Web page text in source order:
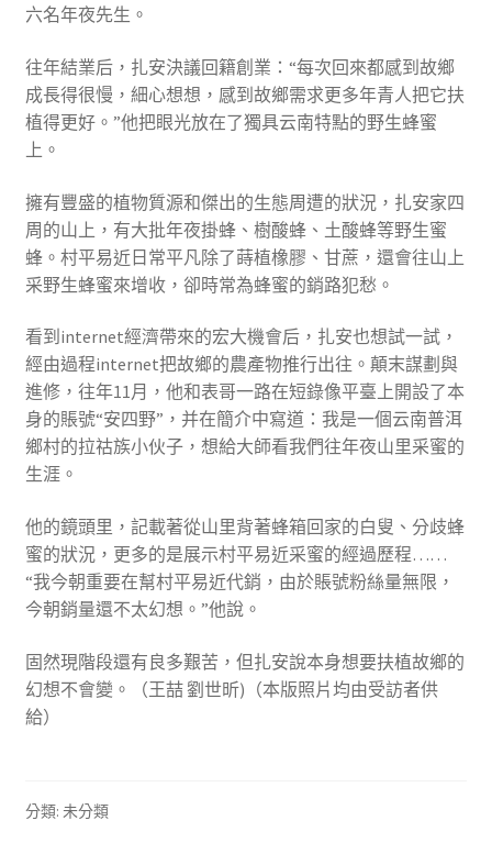
六名年夜先生。
往年結業后，扎安決議回籍創業：“每次回來都感到故鄉
成長得很慢，細心想想，感到故鄉需求更多年青人把它扶
植得更好。”他把眼光放在了獨具云南特點的野生蜂蜜
上。
擁有豐盛的植物質源和傑出的生態周遭的狀況，扎安家四
周的山上，有大批年夜掛蜂、樹酸蜂、土酸蜂等野生蜜
蜂。村平易近日常平凡除了蒔植橡膠、甘蔗，還會往山上
采野生蜂蜜來增收，卻時常為蜂蜜的銷路犯愁。
看到internet經濟帶來的宏大機會后，扎安也想試一試，
經由過程internet把故鄉的農產物推行出往。顛末謀劃與
進修，往年11月，他和表哥一路在短錄像平臺上開設了本
身的賬號“安四野”，并在簡介中寫道：我是一個云南普洱
鄉村的拉祜族小伙子，想給大師看我們往年夜山里采蜜的
生涯。
他的鏡頭里，記載著從山里背著蜂箱回家的白叟、分歧蜂
蜜的狀況，更多的是展示村平易近采蜜的經過歷程……
“我今朝重要在幫村平易近代銷，由於賬號粉絲量無限，
今朝銷量還不太幻想。”他說。
固然現階段還有良多艱苦，但扎安說本身想要扶植故鄉的
幻想不會變。（王喆 劉世昕)（本版照片均由受訪者供
給）
分類: 未分類